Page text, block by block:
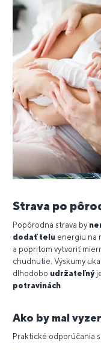
Strava po
Popôrodná strava by
dodať telu energiu na
a popritom vytvoriť
chudnutie. Výskumy
dlhodobo udržateľný
potravinách
Ako by mal
Praktické odporúčania